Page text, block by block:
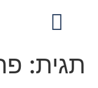
תגית: